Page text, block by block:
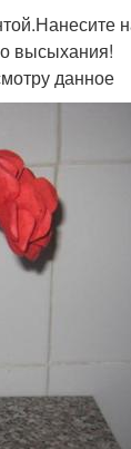
высыхания!
данное